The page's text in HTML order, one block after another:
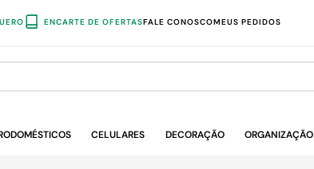
ENCARTE DE OFERTASFALE CONOSCOMEUS PEDIDOS
CELULARES DECORAÇÃO ORGANIZAÇÃO